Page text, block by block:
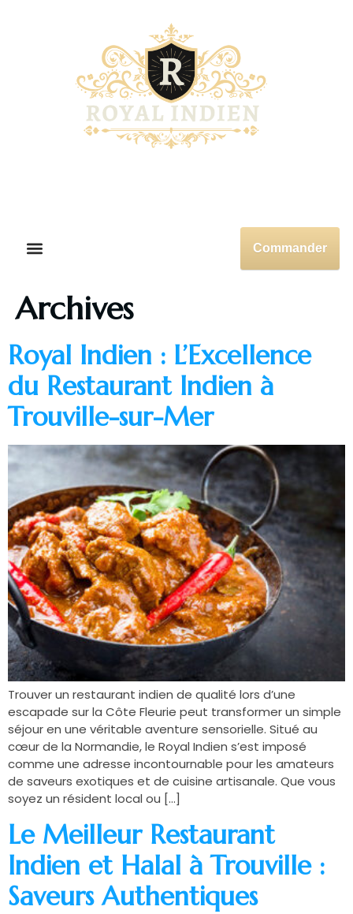
Commander
Archives
Royal Indien : L’Excellence
du Restaurant Indien à
Trouville-sur-Mer
Trouver un restaurant indien de qualité lors d’une
escapade sur la Côte Fleurie peut transformer un simple
séjour en une véritable aventure sensorielle. Situé au
cœur de la Normandie, le Royal Indien s’est imposé
comme une adresse incontournable pour les amateurs
de saveurs exotiques et de cuisine artisanale. Que vous
soyez un résident local ou […]
Le Meilleur Restaurant
Indien et Halal à Trouville :
Saveurs Authentiques